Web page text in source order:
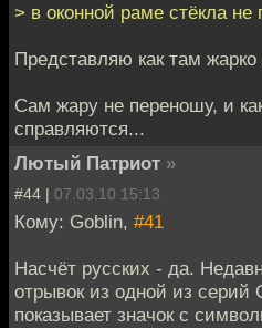
> в оконной раме стёкла
Представляю как там жарко
Сам жару не переношу, и
справляются...
Лютый Патриот »
#44 | 07.03.10 15:13
Кому: Goblin, #41
Насчёт русских - да.
отрывок из одной из серий
показывает значок с